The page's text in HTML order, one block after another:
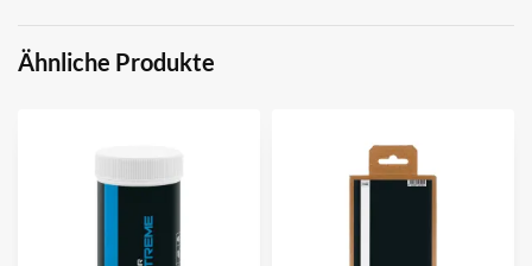
Ähnliche Produkte